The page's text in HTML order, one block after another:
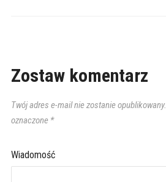
Zostaw komentarz
Twój adres e-mail nie zostanie opublikowany.
oznaczone *
Wiadomość